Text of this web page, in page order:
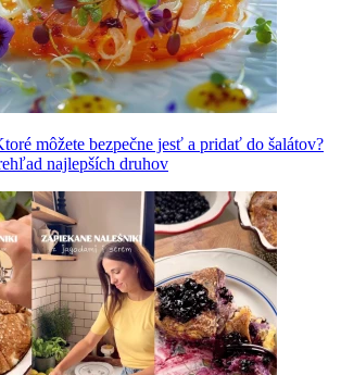
môžete bezpečne jesť a pridať do šalátov?
najlepších druhov